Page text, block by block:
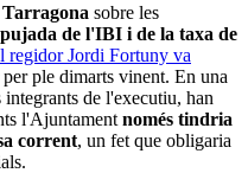
Tarragona sobre les
pujada de l'IBI i de la taxa de
regidor Jordi Fortuny va
per ple dimarts vinent. En una
de l'executiu, han
l'Ajuntament només tindria
corrent, un fet que obligaria